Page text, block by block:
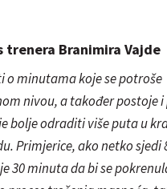
Branimira Vajde
o minutama koje se potroše
nivou, a također postoje
bolje odraditi više puta u
Primjerice, ako netko sjedi
30 minuta da bi se